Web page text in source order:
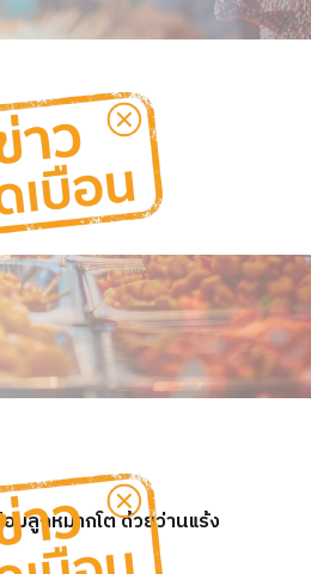
มลูกหมากโต ด้วยว่านแร้ง